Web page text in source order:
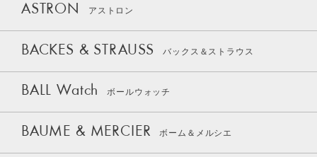
ASTRON アストロン
BACKES & STRAUSS バックス＆ストラウス
BALL Watch ボールウォッチ
BAUME & MERCIER ボーム＆メルシエ